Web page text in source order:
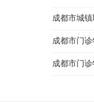
成都市城
成都市门
成都市门